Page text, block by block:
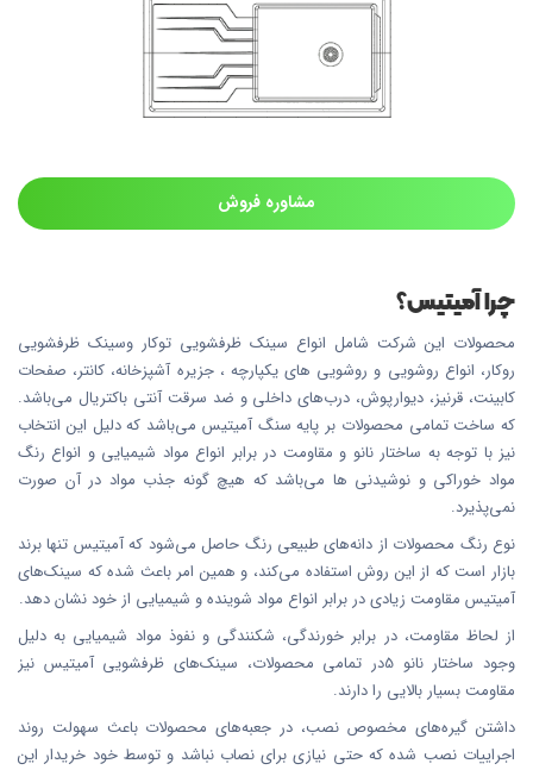
مشاوره فروش
چرا آمیتیس؟
محصولات این شرکت شامل انواع سینک ظرفشویی توکار وسینک ظرفشویی
روکار، انواع روشویی و روشویی های یکپارچه ، جزیره آشپزخانه، کانتر، صفحات
کابینت، قرنیز، دیوارپوش، درب‌های داخلی و ضد سرقت آنتی باکتریال می‌باشد.
که ساخت تمامی محصولات بر پایه سنگ آمیتیس می‌باشد که دلیل این انتخاب
نیز با توجه به ساختار نانو و مقاومت در برابر انواع مواد شیمیایی و انواع رنگ
مواد خوراکی و نوشیدنی ها می‌باشد که هیچ گونه جذب مواد در آن صورت
نمی‌پذیرد.
نوع رنگ محصولات از دانه‌های طبیعی رنگ حاصل می‌شود که آمیتیس تنها برند
بازار است که از این روش استفاده می‌کند، و همین امر باعث شده که سینک‌های
آمیتیس مقاومت زیادی در برابر انواع مواد شوینده و شیمیایی از خود نشان دهد.
از لحاظ مقاومت، در برابر خورندگی، شکنندگی و نفوذ مواد شیمیایی به دلیل
وجود ساختار نانو 5در تمامی محصولات، سینک‌های ظرفشویی آمیتیس نیز
مقاومت بسیار بالایی را دارند.
داشتن گیره‌های مخصوص نصب، در جعبه‌های محصولات باعث سهولت روند
اجراییات نصب شده که حتی نیازی برای نصاب نباشد و توسط خود خریدار این